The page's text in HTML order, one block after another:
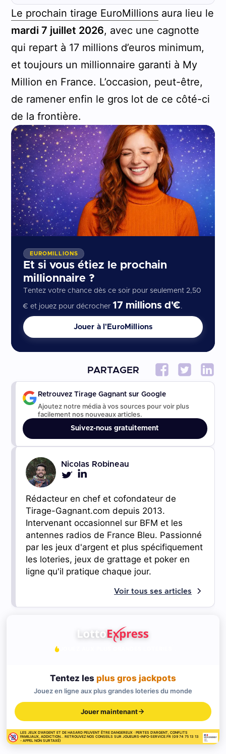
Le prochain tirage EuroMillionsaura lieu le
mardi 7 juillet 2026, avec une cagnotte
qui repart à 17 millions d’euros minimum,
et toujours un millionnaire garanti à My
Million en France. L’occasion, peut-être,
de ramener enfin le gros lot de ce côté-ci
de la frontière.
EUROMILLIONS
Et si vous étiez le prochain
millionnaire ?
Tentez votre chance dès ce soir pour seulement 2,50
€ et jouez pour décrocher 17 millions d'€.
Jouer à l'EuroMillions
PARTAGER
Retrouvez Tirage Gagnant sur Google
Ajoutez notre média à vos sources pour voir plus
facilement nos nouveaux articles.
Suivez-nous gratuitement
Nicolas Robineau
Rédacteur en chef et cofondateur de
Tirage-Gagnant.com depuis 2013.
Intervenant occasionnel sur BFM et les
antennes radios de France Bleu. Passionné
par les jeux d'argent et plus spécifiquement
les loteries, jeux de grattage et poker en
ligne qu'il pratique chaque jour.
Voir tous ses articles
Tentez les plus gros jackpots
Jouez en ligne aux plus grandes loteries du monde
Jouer maintenant
LES JEUX D'ARGENT ET DE HASARD PEUVENT ÊTRE DANGEREUX : PERTES D'ARGENT, CONFLITS
FAMILIAUX, ADDICTION... RETROUVEZ NOS CONSEILS SUR JOUEURS-INFO-SERVICE.FR (09 74 75 13 13
- APPEL NON SURTAXÉ)